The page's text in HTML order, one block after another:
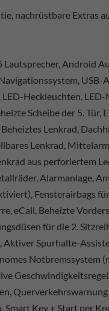
nachrüstbare Extras
Lautsprecher, Android
USB-
Heckleuchten, LED-
Scheibe der 5. Tür,
Lenkrad,
Lenkrad,
aus perforiertem
Alarmanlage,
Fensterairbags
eCall, Beheizte
für die 2.
Spurhalte-
Notbremssystem
Smart Key + Start per